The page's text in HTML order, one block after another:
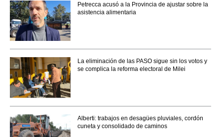
Petrecca acusó a la Provincia de ajustar sobre la
asistencia alimentaria
La eliminación de las PASO sigue sin los votos y
se complica la reforma electoral de Milei
Alberti: trabajos en desagües pluviales, cordón
cuneta y consolidado de caminos